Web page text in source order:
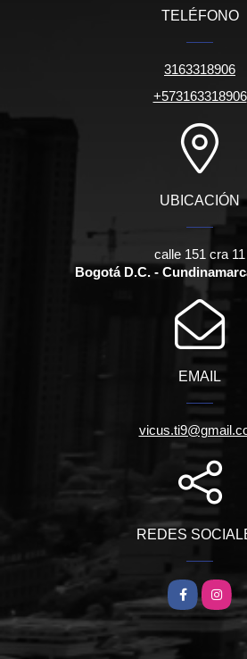
TELÉFONO
3163318906
+573163318906
UBICACIÓN
calle 151 cra 11
Bogotá D.C. -
EMAIL
REDES
Facebook